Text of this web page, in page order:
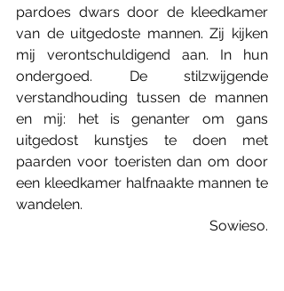
pardoes dwars door de kleedkamer
van de uitgedoste mannen. Zij kijken
mij verontschuldigend aan. In hun
ondergoed. De stilzwijgende
verstandhouding tussen de mannen
en mij: het is genanter om gans
uitgedost kunstjes te doen met
paarden voor toeristen dan om door
een kleedkamer halfnaakte mannen te
wandelen.
Sowieso.